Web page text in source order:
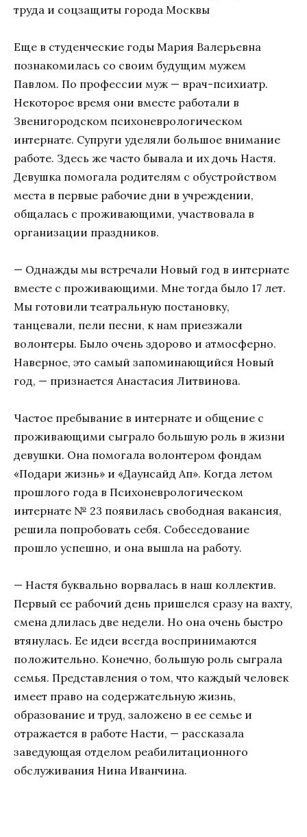
труда и соцзащиты города Москвы
Еще в студенческие годы Мария Валерьевна
познакомилась со своим будущим мужем
Павлом. По профессии муж — врач-психиатр.
Некоторое время они вместе работали в
Звенигородском психоневрологическом
интернате. Супруги уделяли большое внимание
работе. Здесь же часто бывала и их дочь Настя.
Девушка помогала родителям с обустройством
места в первые рабочие дни в учреждении,
общалась с проживающими, участвовала в
организации праздников.
— Однажды мы встречали Новый год в интернате
вместе с проживающими. Мне тогда было 17 лет.
Мы готовили театральную постановку,
танцевали, пели песни, к нам приезжали
волонтеры. Было очень здорово и атмосферно.
Наверное, это самый запоминающийся Новый
год, — признается Анастасия Литвинова.
Частое пребывание в интернате и общение с
проживающими сыграло большую роль в жизни
девушки. Она помогала волонтером фондам
«Подари жизнь» и «Даунсайд Ап». Когда летом
прошлого года в Психоневрологическом
интернате № 23 появилась свободная вакансия,
решила попробовать себя. Собеседование
прошло успешно, и она вышла на работу.
— Настя буквально ворвалась в наш коллектив.
Первый ее рабочий день пришелся сразу на вахту,
смена длилась две недели. Но она очень быстро
втянулась. Ее идеи всегда воспринимаются
положительно. Конечно, большую роль сыграла
семья. Представления о том, что каждый человек
имеет право на содержательную жизнь,
образование и труд, заложено в ее семье и
отражается в работе Насти, — рассказала
заведующая отделом реабилитационного
обслуживания Нина Иванчина.